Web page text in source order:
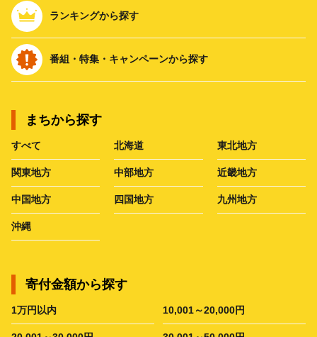
ランキングから探す
番組・特集・キャンペーンから探す
まちから探す
すべて 北海道 東北地方
関東地方 中部地方 近畿地方
中国地方 四国地方 九州地方
沖縄
寄付金額から探す
1万円以内 10,001～20,000円